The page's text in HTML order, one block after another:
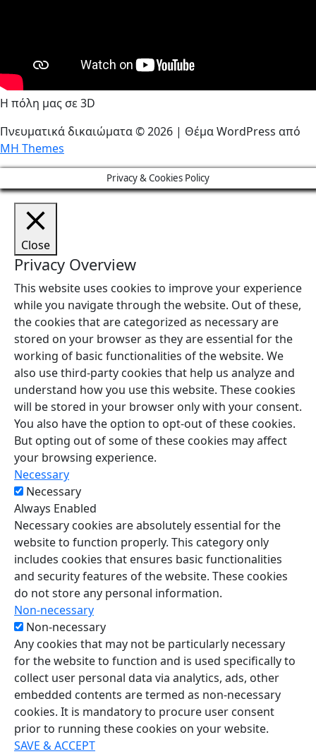
Η πόλη μας σε 3D
Πνευματικά δικαιώματα © 2026 | Θέμα WordPress από
MH Themes
Privacy & Cookies Policy
Close
Privacy Overview
This website uses cookies to improve your experience
while you navigate through the website. Out of these,
the cookies that are categorized as necessary are
stored on your browser as they are essential for the
working of basic functionalities of the website. We
also use third-party cookies that help us analyze and
understand how you use this website. These cookies
will be stored in your browser only with your consent.
You also have the option to opt-out of these cookies.
But opting out of some of these cookies may affect
your browsing experience.
Necessary
Necessary
Always Enabled
Necessary cookies are absolutely essential for the
website to function properly. This category only
includes cookies that ensures basic functionalities
and security features of the website. These cookies
do not store any personal information.
Non-necessary
Non-necessary
Any cookies that may not be particularly necessary
for the website to function and is used specifically to
collect user personal data via analytics, ads, other
embedded contents are termed as non-necessary
cookies. It is mandatory to procure user consent
prior to running these cookies on your website.
SAVE & ACCEPT